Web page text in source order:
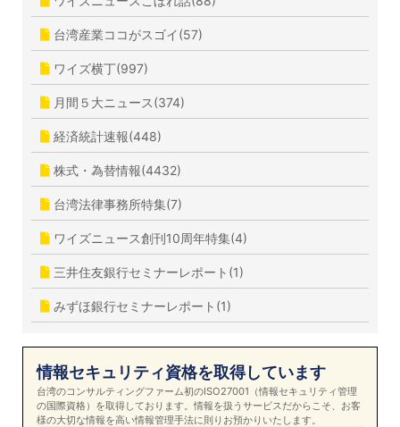
台湾産業ココがスゴイ(57)
ワイズ横丁(997)
月間５大ニュース(374)
経済統計速報(448)
株式・為替情報(4432)
台湾法律事務所特集(7)
ワイズニュース創刊10周年特集(4)
三井住友銀行セミナーレポート(1)
みずほ銀行セミナーレポート(1)
情報セキュリティ資格を取得しています
台湾のコンサルティングファーム初のISO27001（情報セキュリティ管理
の国際資格）を取得しております。情報を扱うサービスだからこそ、お客
様の大切な情報を高い情報管理手法に則りお預かりいたします。